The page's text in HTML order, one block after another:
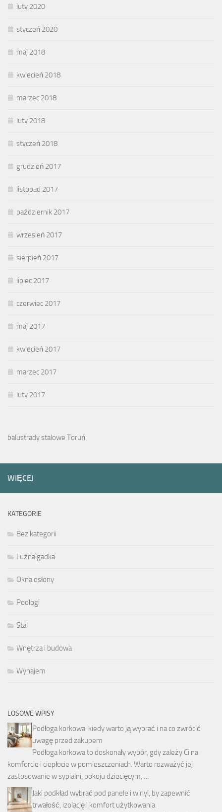
luty 2020
styczeń 2020
maj 2018
kwiecień 2018
marzec 2018
luty 2018
styczeń 2018
grudzień 2017
listopad 2017
październik 2017
wrzesień 2017
sierpień 2017
lipiec 2017
czerwiec 2017
maj 2017
kwiecień 2017
marzec 2017
luty 2017
balustrady stalowe Toruń
WIĘCEJ
KATEGORIE
Bez kategorii
Luźna gadka
Okna osłony
Podłogi
Stal
Wnętrza i budowa
Wynajem
LOSOWE WPISY
Podłoga korkowa: kiedy warto ją wybrać i na co zwrócić
uwagę przed zakupem
Podłoga korkowa to doskonały wybór, gdy zależy Ci na
komforcie i ciepłocie w pomieszczeniach. Warto rozważyć jej
zastosowanie w sypialni, pokoju dziecięcym, …
Jaki podkład wybrać pod panele i winyl, by zapewnić
trwałość, izolację i komfort użytkowania